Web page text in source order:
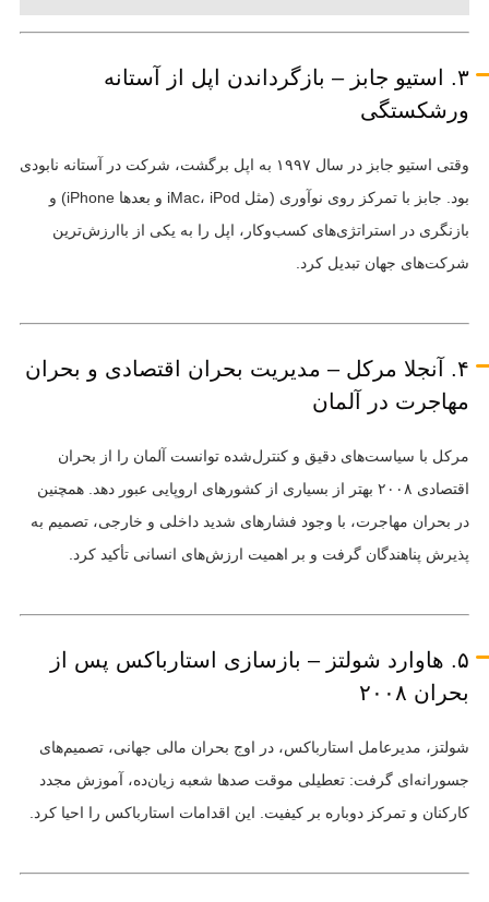
۳. استیو جابز – بازگرداندن اپل از آستانه
ورشکستگی
وقتی استیو جابز در سال ۱۹۹۷ به اپل برگشت، شرکت در آستانه نابودی
بود. جابز با تمرکز روی نوآوری (مثل iMac، iPod و بعدها iPhone) و
بازنگری در استراتژی‌های کسب‌وکار، اپل را به یکی از باارزش‌ترین
شرکت‌های جهان تبدیل کرد.
۴. آنجلا مرکل – مدیریت بحران اقتصادی و بحران
مهاجرت در آلمان
مرکل با سیاست‌های دقیق و کنترل‌شده توانست آلمان را از بحران
اقتصادی ۲۰۰۸ بهتر از بسیاری از کشورهای اروپایی عبور دهد. همچنین
در بحران مهاجرت، با وجود فشارهای شدید داخلی و خارجی، تصمیم به
پذیرش پناهندگان گرفت و بر اهمیت ارزش‌های انسانی تأکید کرد.
۵. هاوارد شولتز – بازسازی استارباکس پس از
بحران ۲۰۰۸
شولتز، مدیرعامل استارباکس، در اوج بحران مالی جهانی، تصمیم‌های
جسورانه‌ای گرفت: تعطیلی موقت صدها شعبه زیان‌ده، آموزش مجدد
کارکنان و تمرکز دوباره بر کیفیت. این اقدامات استارباکس را احیا کرد.